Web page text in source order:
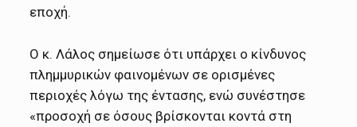
εποχή.
Ο κ. Λάλος σημείωσε ότι υπάρχει ο κίνδυνος
πλημμυρικών φαινομένων σε ορισμένες
περιοχές λόγω της έντασης, ενώ συνέστησε
«προσοχή σε όσους βρίσκονται κοντά στη